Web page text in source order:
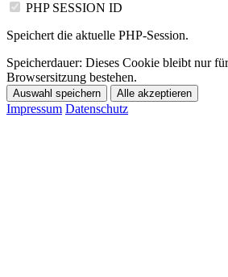
PHP SESSION ID
Speichert die aktuelle PHP-Session.
Speicherdauer: Dieses Cookie bleibt nur
Browsersitzung bestehen.
Auswahl speichern Alle akzeptieren
Impressum Datenschutz